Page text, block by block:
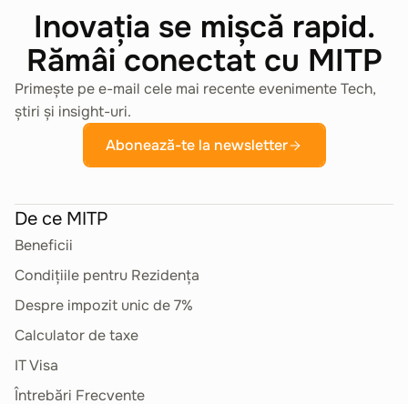
Inovația se mișcă rapid.
Rămâi conectat cu MITP
Primește pe e-mail cele mai recente evenimente Tech,
știri și insight-uri.
Abonează-te la newsletter
De ce MITP
Beneficii
Condițiile pentru Rezidența
Despre impozit unic de 7%
Calculator de taxe
IT Visa
Întrebări Frecvente